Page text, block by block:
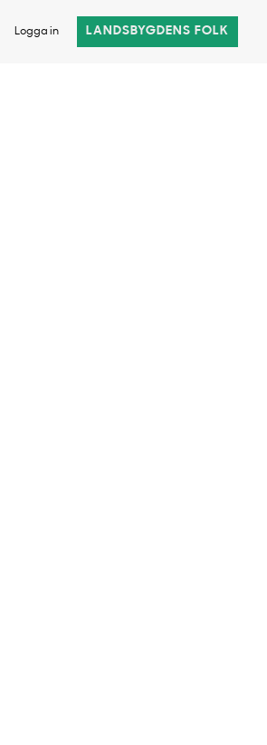
Logga in LANDSBYGDENS FOLK